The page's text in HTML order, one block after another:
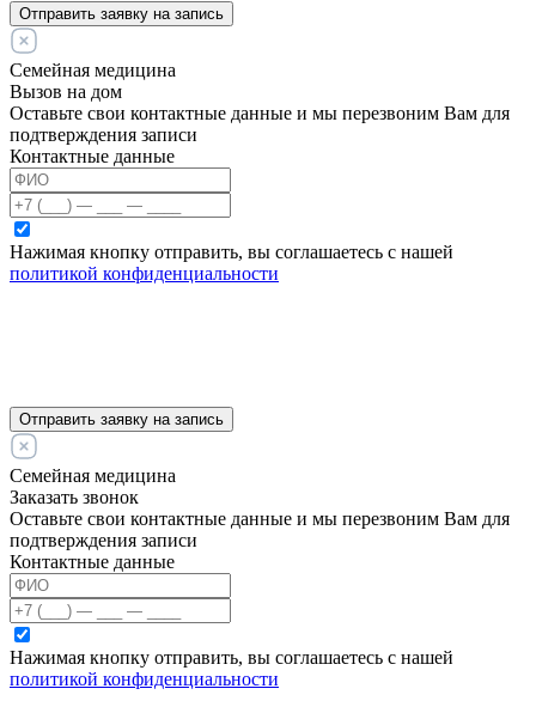
Отправить заявку на запись
Семейная медицина
Вызов на дом
Оставьте свои контактные данные и мы перезвоним Вам для
подтверждения записи
Контактные данные
Нажимая кнопку отправить, вы соглашаетесь с нашей
политикой конфиденциальности
Отправить заявку на запись
Семейная медицина
Заказать звонок
Оставьте свои контактные данные и мы перезвоним Вам для
подтверждения записи
Контактные данные
Нажимая кнопку отправить, вы соглашаетесь с нашей
политикой конфиденциальности